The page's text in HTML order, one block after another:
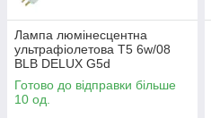
Лампа люмінесцентна
ультрафіолетова T5 6w/08
BLB DELUX G5d
Готово до відправки більше
10 од.